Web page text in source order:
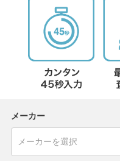
メーカー